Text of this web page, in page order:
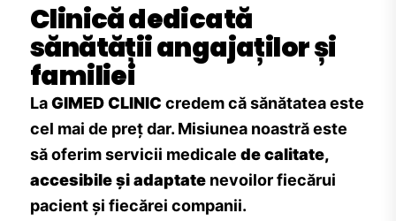
Clinică dedicată
sănătății angajaților și
familiei
LaGIMED CLINIC credem că sănătatea este
cel mai de preț dar. Misiunea noastră este
să oferim servicii medicale de calitate,
accesibile și adaptate nevoilor fiecărui
pacient și fiecărei companii.